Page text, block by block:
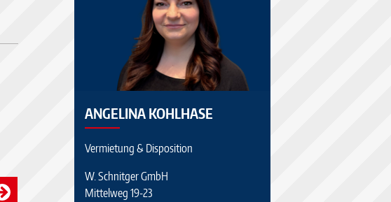
ANGELINA KOHLHASE
Vermietung & Disposition
W. Schnitger GmbH
Mittelweg 19-23